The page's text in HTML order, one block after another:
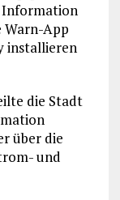
Information
Warn-App
installieren
die Stadt
über die
und